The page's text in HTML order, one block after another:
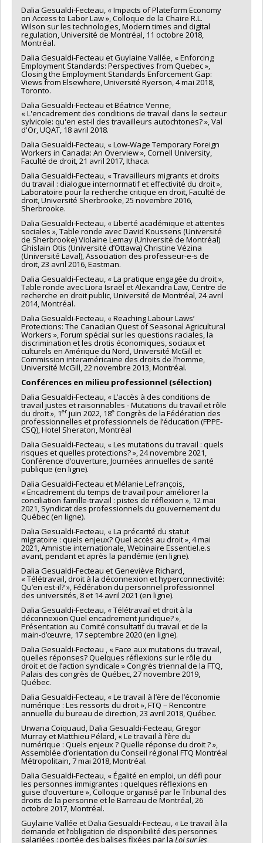
Dalia Gesualdi-Fecteau, « Impacts of Plateform Economy
on Access to Labor Law », Colloque de la Chaire R.L.
Wilson sur les technologies, Modern times and digital
regulation, Université de Montréal, 11 octobre 2018,
Montréal.
Dalia Gesualdi-Fecteau et Guylaine Vallée, « Enforcing
Employment Standards: Perspectives from Quebec »,
Closing the Employment Standards Enforcement Gap:
Views from Elsewhere, Université Ryerson, 4 mai 2018,
Toronto.
Dalia Gesualdi-Fecteau et Béatrice Venne,
« L'encadrement des conditions de travail dans le secteur
sylvicole: qu'en est-il des travailleurs autochtones? », Val
d'Or, UQAT, 18 avril 2018.
Dalia Gesualdi-Fecteau, « Low-Wage Temporary Foreign
Workers in Canada: An Overview », Cornell University,
Faculté de droit, 21 avril 2017, Ithaca.
Dalia Gesualdi-Fecteau, « Travailleurs migrants et droits
du travail : dialogue internormatif et effectivité du droit »,
Laboratoire pour la recherche critique en droit, Faculté de
droit, Université Sherbrooke, 25 novembre 2016,
Sherbrooke.
Dalia Gesualdi-Fecteau, « Liberté académique et attentes
sociales », Table ronde avec David Koussens (Université
de Sherbrooke) Violaine Lemay (Université de Montréal)
Ghislain Otis (Université d’Ottawa) Christine Vézina
(Université Laval), Association des professeur-e-s de
droit, 23 avril 2016, Eastman.
Dalia Gesualdi-Fecteau, « La pratique engagée du droit »,
Table ronde avec Liora Israël et Alexandra Law, Centre de
recherche en droit public, Université de Montréal, 24 avril
2014, Montréal.
Dalia Gesualdi-Fecteau, « Reaching Labour Laws’
Protections: The Canadian Quest of Seasonal Agricultural
Workers », Forum spécial sur les questions raciales, la
discrimination et les drotis économiques, sociaux et
culturels en Amérique du Nord, Université McGill et
Commission interaméricaine des droits de l’homme,
Université McGill, 22 novembre 2013, Montréal.
Conférences en milieu professionnel (sélection)
Dalia Gesualdi-Fecteau, « L’accès à des conditions de
travail justes et raisonnables - Mutations du travail et rôle
du droit », 1er juin 2022, 18e Congrès de la Fédération des
professionnelles et professionnels de l’éducation (FPPE-
CSQ), Hotel Sheraton, Montréal
Dalia Gesualdi-Fecteau, « Les mutations du travail : quels
risques et quelles protections? », 24 novembre 2021,
Conférence d’ouverture, Journées annuelles de santé
publique (en ligne).
Dalia Gesualdi-Fecteau et Mélanie Lefrançois,
« Encadrement du temps de travail pour améliorer la
conciliation famille-travail : pistes de réflexion », 12 mai
2021, Syndicat des professionnels du gouvernement du
Québec (en ligne).
Dalia Gesualdi-Fecteau, « La précarité du statut
migratoire : quels enjeux? Quel accès au droit », 4 mai
2021, Amnistie internationale, Webinaire Essentiel.e.s
avant, pendant et après la pandémie (en ligne).
Dalia Gesualdi-Fecteau et Geneviève Richard,
« Télétravail, droit à la déconnexion et hyperconnectivité:
Qu’en est-il? », Fédération du personnel professionnel
des universités, 8 et 14 avril 2021 (en ligne).
Dalia Gesualdi-Fecteau, « Télétravail et droit à la
déconnexion Quel encadrement juridique? »,
Présentation au Comité consultatif du travail et de la
main-d’œuvre, 17 septembre 2020 (en ligne).
Dalia Gesualdi-Fecteau , « Face aux mutations du travail,
quelles réponses? Quelques réflexions sur le rôle du
droit et de l’action syndicale » Congrès triennal de la FTQ,
Palais des congrès de Québec, 27 novembre 2019,
Québec.
Dalia Gesualdi-Fecteau, « Le travail à l’ère de l’économie
numérique : Les ressorts du droit », FTQ – Rencontre
annuelle du bureau de direction, 23 avril 2018, Québec.
Urwana Coiquaud, Dalia Gesualdi-Fecteau, Gregor
Murray et Matthieu Pélard, « Le travail à l’ère du
numérique : Quels enjeux ? Quelle réponse du droit ? »,
Assemblée d’orientation du Conseil régional FTQ Montréal
Métropolitain, 7 mai 2018, Montréal.
Dalia Gesualdi-Fecteau, « Égalité en emploi, un défi pour
les personnes immigrantes : quelques réflexions en
guise d’ouverture », Colloque organisé par le Tribunal des
droits de la personne et le Barreau de Montréal, 26
octobre 2017, Montréal.
Guylaine Vallée et Dalia Gesualdi-Fecteau, « Le travail à la
demande et l’obligation de disponibilité des personnes
salariées : portée des balises fixées par la Loi sur les